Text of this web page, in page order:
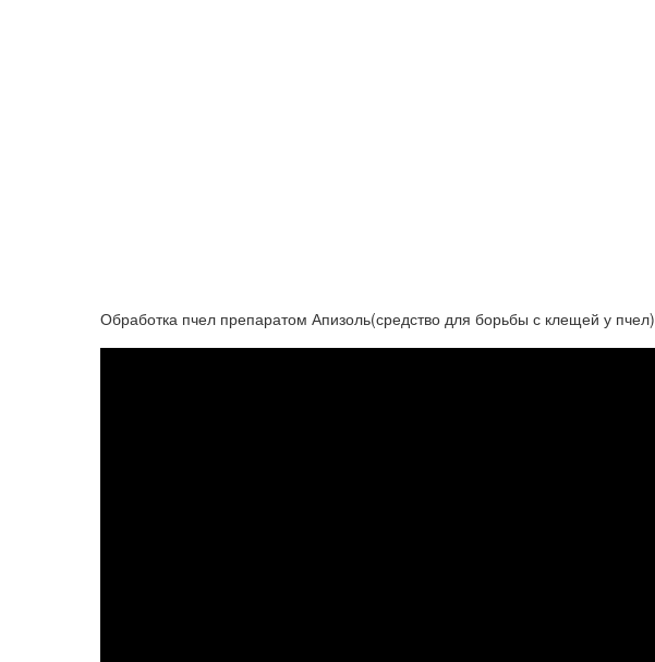
Обработка пчел препаратом Апизоль(средство для борьбы с клещей у пчел)